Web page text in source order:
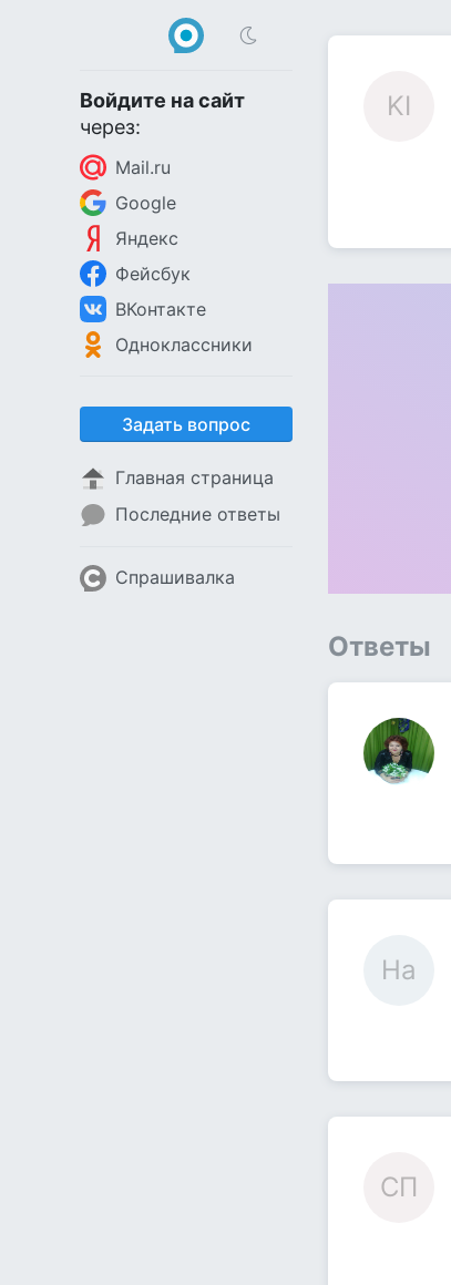
Войдите на сайт
через:
Mail.ru
Google
Яндекс
Фейсбук
ВКонтакте
Одноклассники
Задать вопрос
Главная страница
Последние ответы
Спрашивалка
KI
Ответы
На
CП